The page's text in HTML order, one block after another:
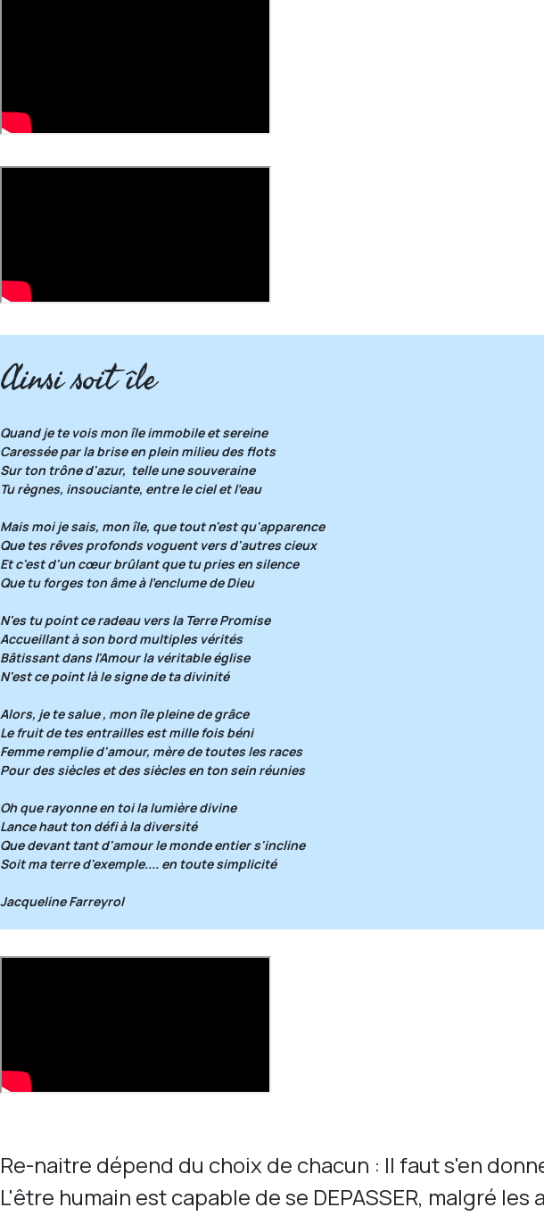
Ainsi soit île
Quand je te vois mon île immobile et sereine
Caressée par la brise en plein milieu des flots
Sur ton trône d'azur, telle une souveraine
Tu règnes, insouciante, entre le ciel et l'eau
Mais moi je sais, mon île, que tout n'est qu'apparence
Que tes rêves profonds voguent vers d'autres cieux
Et c'est d'un cœur brûlant que tu pries en silence
Que tu forges ton âme à l'enclume de Dieu
N'es tu point ce radeau vers la Terre Promise
Accueillant à son bord multiples vérités
Bâtissant dans l'Amour la véritable église
N'est ce point là le signe de ta divinité
Alors, je te salue , mon île pleine de grâce
Le fruit de tes entrailles est mille fois béni
Femme remplie d'amour, mère de toutes les races
Pour des siècles et des siècles en ton sein réunies
Oh que rayonne en toi la lumière divine
Lance haut ton défi à la diversité
Que devant tant d'amour le monde entier s'incline
Soit ma terre d'exemple.... en toute simplicité
Jacqueline Farreyrol
Re-naitre dépend du choix de chacun : Il faut s'en
L'être humain est capable de se DEPASSER, malgré